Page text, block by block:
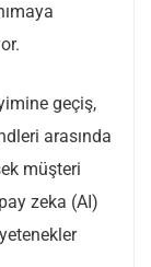
geçiş,
arasında
müşteri
zeka (AI)